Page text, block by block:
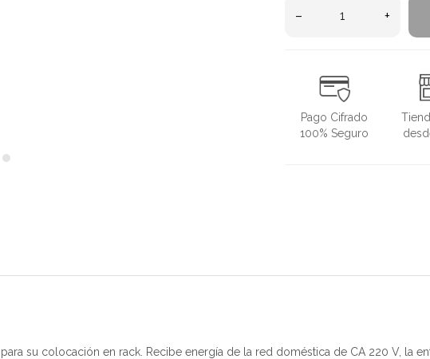
– +
Pago Cifrado
100% Seguro
su colocación en rack. Recibe energía de la red doméstica de CA 220 V, la